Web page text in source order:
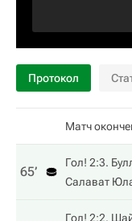
Протокол
Матч
65‎’‎
Гол! 2:3.
Салават
Гол! 2:2.